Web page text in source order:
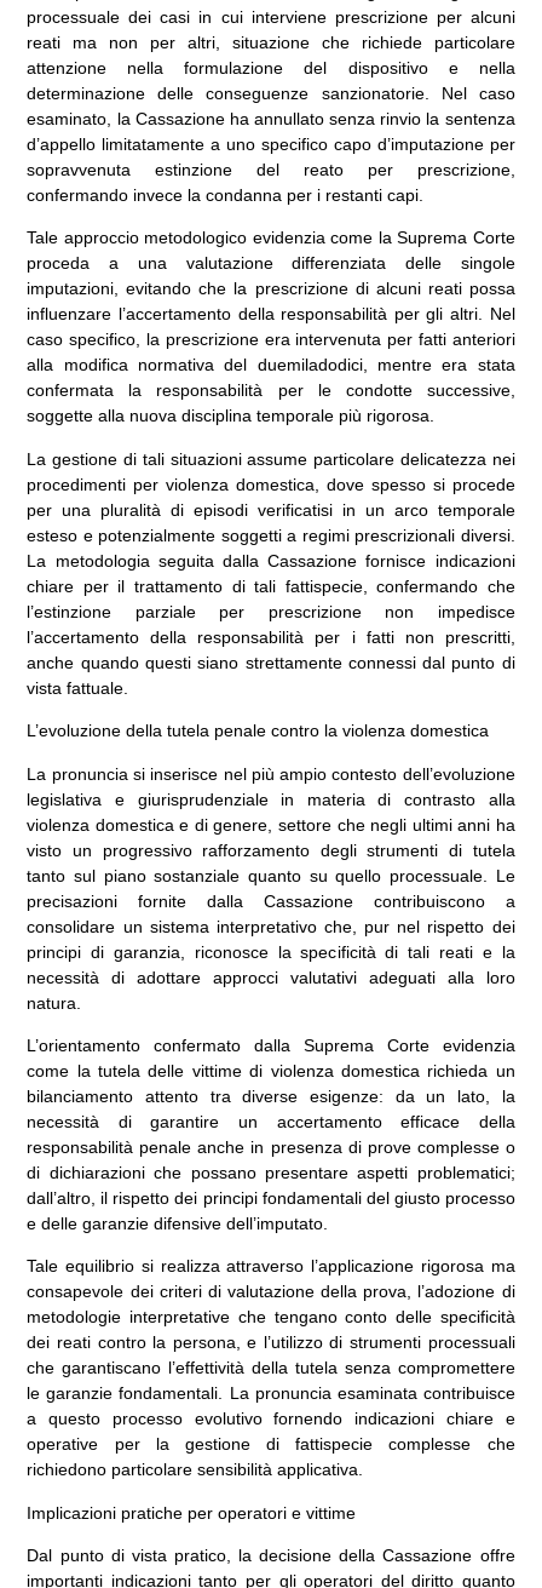
processuale dei casi in cui interviene prescrizione per alcuni
reati ma non per altri, situazione che richiede particolare
attenzione nella formulazione del dispositivo e nella
determinazione delle conseguenze sanzionatorie. Nel caso
esaminato, la Cassazione ha annullato senza rinvio la sentenza
d’appello limitatamente a uno specifico capo d’imputazione per
sopravvenuta estinzione del reato per prescrizione,
confermando invece la condanna per i restanti capi.
Tale approccio metodologico evidenzia come la Suprema Corte
proceda a una valutazione differenziata delle singole
imputazioni, evitando che la prescrizione di alcuni reati possa
influenzare l’accertamento della responsabilità per gli altri. Nel
caso specifico, la prescrizione era intervenuta per fatti anteriori
alla modifica normativa del duemiladodici, mentre era stata
confermata la responsabilità per le condotte successive,
soggette alla nuova disciplina temporale più rigorosa.
La gestione di tali situazioni assume particolare delicatezza nei
procedimenti per violenza domestica, dove spesso si procede
per una pluralità di episodi verificatisi in un arco temporale
esteso e potenzialmente soggetti a regimi prescrizionali diversi.
La metodologia seguita dalla Cassazione fornisce indicazioni
chiare per il trattamento di tali fattispecie, confermando che
l’estinzione parziale per prescrizione non impedisce
l’accertamento della responsabilità per i fatti non prescritti,
anche quando questi siano strettamente connessi dal punto di
vista fattuale.
L’evoluzione della tutela penale contro la violenza domestica
La pronuncia si inserisce nel più ampio contesto dell’evoluzione
legislativa e giurisprudenziale in materia di contrasto alla
violenza domestica e di genere, settore che negli ultimi anni ha
visto un progressivo rafforzamento degli strumenti di tutela
tanto sul piano sostanziale quanto su quello processuale. Le
precisazioni fornite dalla Cassazione contribuiscono a
consolidare un sistema interpretativo che, pur nel rispetto dei
principi di garanzia, riconosce la specificità di tali reati e la
necessità di adottare approcci valutativi adeguati alla loro
natura.
L’orientamento confermato dalla Suprema Corte evidenzia
come la tutela delle vittime di violenza domestica richieda un
bilanciamento attento tra diverse esigenze: da un lato, la
necessità di garantire un accertamento efficace della
responsabilità penale anche in presenza di prove complesse o
di dichiarazioni che possano presentare aspetti problematici;
dall’altro, il rispetto dei principi fondamentali del giusto processo
e delle garanzie difensive dell’imputato.
Tale equilibrio si realizza attraverso l’applicazione rigorosa ma
consapevole dei criteri di valutazione della prova, l’adozione di
metodologie interpretative che tengano conto delle specificità
dei reati contro la persona, e l’utilizzo di strumenti processuali
che garantiscano l’effettività della tutela senza compromettere
le garanzie fondamentali. La pronuncia esaminata contribuisce
a questo processo evolutivo fornendo indicazioni chiare e
operative per la gestione di fattispecie complesse che
richiedono particolare sensibilità applicativa.
Implicazioni pratiche per operatori e vittime
Dal punto di vista pratico, la decisione della Cassazione offre
importanti indicazioni tanto per gli operatori del diritto quanto